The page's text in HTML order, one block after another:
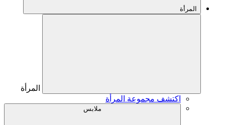
المرأة
المرأة
اكتشف مجموعة المرأة
ملابس